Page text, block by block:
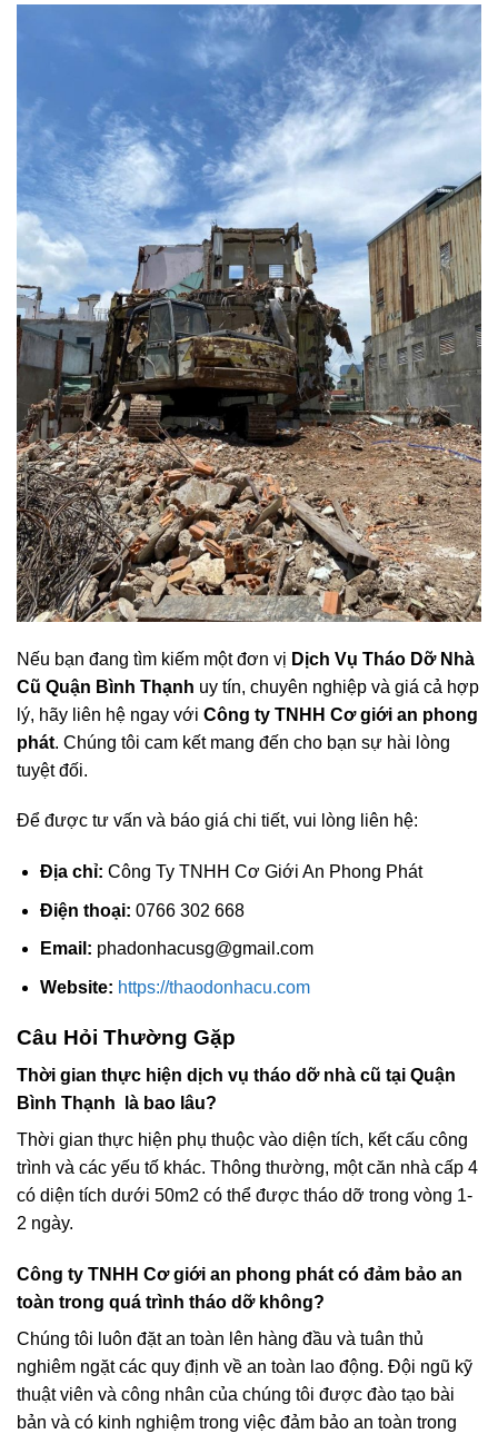
Nếu bạn đang tìm kiếm một đơn vị Dịch Vụ Tháo Dỡ Nhà
Cũ Quận Bình Thạnh uy tín, chuyên nghiệp và giá cả hợp
lý, hãy liên hệ ngay với Công ty TNHH Cơ giới an phong
phát. Chúng tôi cam kết mang đến cho bạn sự hài lòng
tuyệt đối.
Để được tư vấn và báo giá chi tiết, vui lòng liên hệ:
Địa chỉ: Công Ty TNHH Cơ Giới An Phong Phát
Điện thoại: 0766 302 668
Email: phadonhacusg@gmail.com
Website: https://thaodonhacu.com
Câu Hỏi Thường Gặp
Thời gian thực hiện dịch vụ tháo dỡ nhà cũ tại Quận
Bình Thạnh là bao lâu?
Thời gian thực hiện phụ thuộc vào diện tích, kết cấu công
trình và các yếu tố khác. Thông thường, một căn nhà cấp 4
có diện tích dưới 50m2 có thể được tháo dỡ trong vòng 1-
2 ngày.
Công ty TNHH Cơ giới an phong phát có đảm bảo an
toàn trong quá trình tháo dỡ không?
Chúng tôi luôn đặt an toàn lên hàng đầu và tuân thủ
nghiêm ngặt các quy định về an toàn lao động. Đội ngũ kỹ
thuật viên và công nhân của chúng tôi được đào tạo bài
bản và có kinh nghiệm trong việc đảm bảo an toàn trong